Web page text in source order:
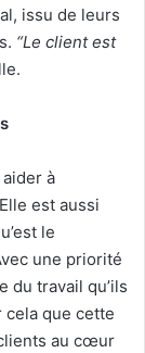
issu de leurs
“Le client est
à
est aussi
le
une priorité
du travail qu’ils
cela que cette
au cœur